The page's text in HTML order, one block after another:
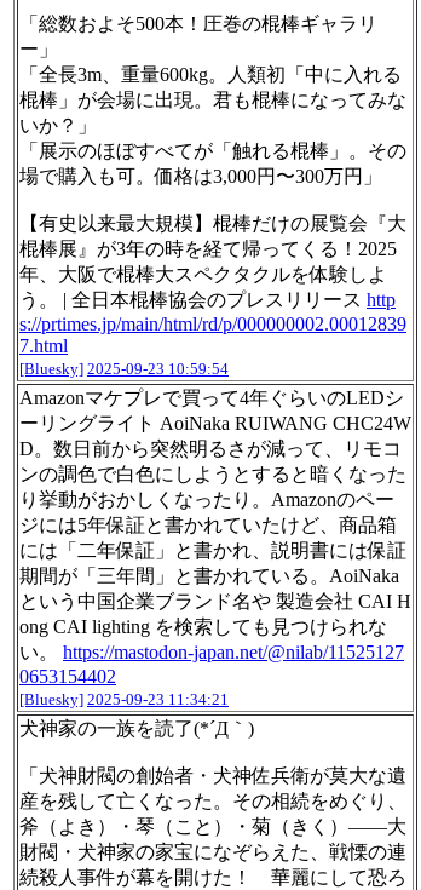
「総数およそ500本！圧巻の棍棒ギャラリ
ー」
「全長3m、重量600kg。人類初「中に入れる
棍棒」が会場に出現。君も棍棒になってみな
いか？」
「展示のほぼすべてが「触れる棍棒」。その
場で購入も可。価格は3,000円〜300万円」
【有史以来最大規模】棍棒だけの展覧会『大
棍棒展』が3年の時を経て帰ってくる！2025
年、大阪で棍棒大スペクタクルを体験しよ
う。 | 全日本棍棒協会のプレスリリース http
s://prtimes.jp/main/html/rd/p/000000002.00012839
7.html
[Bluesky] 2025-09-23 10:59:54
Amazonマケプレで買って4年ぐらいのLEDシ
ーリングライト AoiNaka RUIWANG CHC24W
D。数日前から突然明るさが減って、リモコ
ンの調色で白色にしようとすると暗くなった
り挙動がおかしくなったり。Amazonのペー
ジには5年保証と書かれていたけど、商品箱
には「二年保証」と書かれ、説明書には保証
期間が「三年間」と書かれている。AoiNaka
という中国企業ブランド名や 製造会社 CAI H
ong CAI lighting を検索しても見つけられな
い。 https://mastodon-japan.net/@nilab/11525127
0653154402
[Bluesky] 2025-09-23 11:34:21
犬神家の一族を読了(*´Д｀)
「犬神財閥の創始者・犬神佐兵衛が莫大な遺
産を残して亡くなった。その相続をめぐり、
斧（よき）・琴（こと）・菊（きく）――大
財閥・犬神家の家宝になぞらえた、戦慄の連
続殺人事件が幕を開けた！ 華麗にして恐ろ